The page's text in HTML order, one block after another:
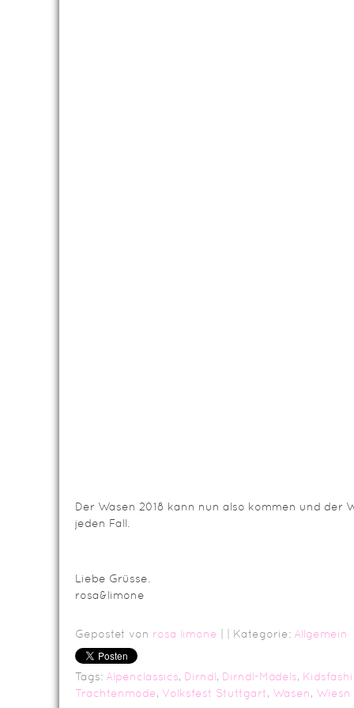
Der Wasen 2018 kann nun also kommen und der
jeden Fall.
Liebe Grüsse.
rosa&limone
Gepostet von rosa limone | Kategorie: Allgemein
Tags: Alpenclassics, Dirndl, Dirndl-Mädels,
Trachtenmode, Volksfest Stuttgart, Wasen, Wiesn